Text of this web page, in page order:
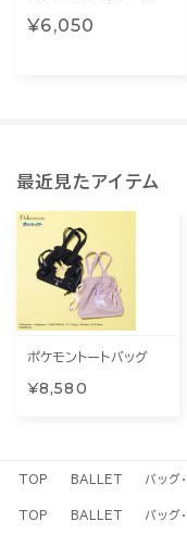
¥6,050
最近見たアイテム
ポケモントートバッグ
¥8,580
TOP BALLET バッグ
TOP BALLET バッグ